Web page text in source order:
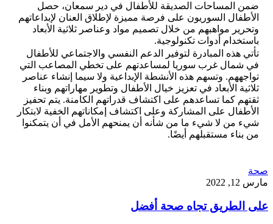
ضمن المساحات الصديقة للأطفال في دير سمعان، حصل
الأطفال السوريون على فرصة مميزة لإطلاق العنان لإبداعاتهم
وتحرير مواهبهم من خلال تصميم مواد وعناصر ثلاثية الأبعاد
باستخدام أدوات تكنولوجية.
تأتي هذه المبادرة لتوفير الدعم النفسي والاجتماعي للأطفال
في شمال غرب سوريا لمساعدتهم على تخطي المصاعب التي
تواجههم. وتسهم هذه الأنشطة الإبداعية ولا سيما إنشاء عناصر
ثلاثية الأبعاد في تعزيز خيال الأطفال وتطوير مهاراتهم وبناء
ثقتهم كما تساعدهم على اكتشاف قدراتهم الكامنة. يتم تحفيز
الأطفال على المشاركة وعلى اكتشاف إمكاناتهم الخفية لابتكار
شيء من لا شيء ما من شأنه أن يمنحهم الأمل في أن يتمكنوا
من بناء مستقبلهم أيضًا.
صحة
مارس 12, 2022
على الطريق تجاه صحة أفضل